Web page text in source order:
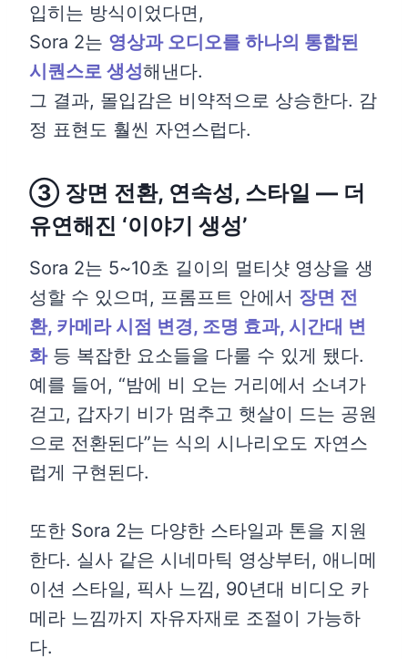
입히는 방식이었다면,
Sora 2는 영상과 오디오를 하나의 통합된
시퀀스로 생성해낸다.
그 결과, 몰입감은 비약적으로 상승한다. 감
정 표현도 훨씬 자연스럽다.
③ 장면 전환, 연속성, 스타일 — 더
유연해진 ‘이야기 생성’
Sora 2는 5~10초 길이의 멀티샷 영상을 생
성할 수 있으며, 프롬프트 안에서 장면 전
환, 카메라 시점 변경, 조명 효과, 시간대 변
화등 복잡한 요소들을 다룰 수 있게 됐다.
예를 들어, “밤에 비 오는 거리에서 소녀가
걷고, 갑자기 비가 멈추고 햇살이 드는 공원
으로 전환된다”는 식의 시나리오도 자연스
럽게 구현된다.
또한 Sora 2는 다양한 스타일과 톤을 지원
한다. 실사 같은 시네마틱 영상부터, 애니메
이션 스타일, 픽사 느낌, 90년대 비디오 카
메라 느낌까지 자유자재로 조절이 가능하
다.